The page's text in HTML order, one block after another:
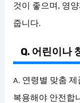
것이 좋으며, 영
줍니다.
Q. 어린이나
A. 연령별 맞춤
복용해야 안전합